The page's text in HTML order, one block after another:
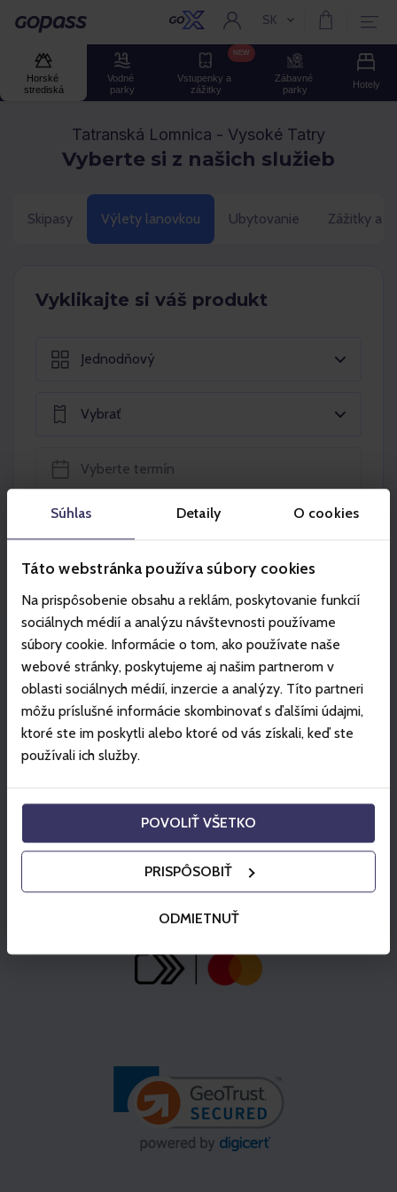
Súhlas Detaily O cookies
Táto webstránka používa súbory cookies
Na prispôsobenie obsahu a reklám, poskytovanie funkcií
sociálnych médií a analýzu návštevnosti používame
súbory cookie. Informácie o tom, ako používate naše
webové stránky, poskytujeme aj našim partnerom v
oblasti sociálnych médií, inzercie a analýzy. Títo partneri
môžu príslušné informácie skombinovať s ďalšími údajmi,
ktoré ste im poskytli alebo ktoré od vás získali, keď ste
používali ich služby.
POVOLIŤ VŠETKO
PRISPÔSOBIŤ
ODMIETNUŤ
Gopass Aktuální jazyk:
SK
Horské
strediská
Vodné
parky
Vstupenky a
zážitky
NEW
Zábavné
parky
Hotely
Tatranská Lomnica - Vysoké Tatry
Vyberte si z našich služieb
Skipasy Výlety lanovkou Ubytovanie Zážitky a
Vyklikajte si váš produkt
Jednodňový
Vybrať
Partneri